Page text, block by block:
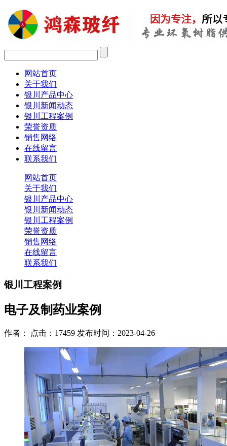
网站首页
关于我们
银川产品中心
银川新闻动态
银川工程案例
荣誉资质
销售网络
在线留言
联系我们
网站首页
关于我们
银川产品中心
银川新闻动态
银川工程案例
荣誉资质
销售网络
在线留言
联系我们
银川工程案例
电子及制药业案例
作者： 点击：17459 发布时间：2023-04-26